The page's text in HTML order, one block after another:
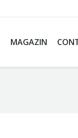
MAGAZIN